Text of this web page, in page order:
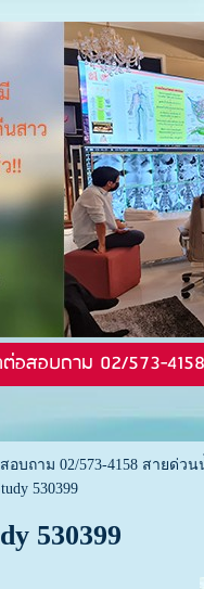
อสอบถาม 02/573-
ถาม 02/573-4158 สายด่วนน้
530399
530399